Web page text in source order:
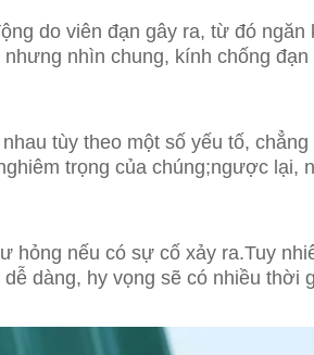
do viên đạn gây ra, từ đó
nhìn chung, kính chống
tùy theo một số yếu tố,
trọng của chúng;ngược lại,
nếu có sự cố xảy ra.Tuy
dàng, hy vọng sẽ có nhiều thời